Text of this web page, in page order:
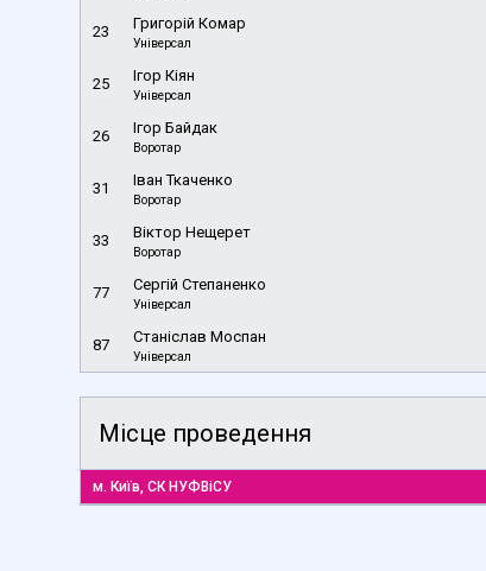
23 Григорій Комар
Універсал
25 Ігор Кіян
Універсал
26 Ігор Байдак
Воротар
31 Іван Ткаченко
Воротар
33 Віктор Нещерет
Воротар
77 Сергій Степаненко
Універсал
87 Станіслав Моспан
Універсал
Місце проведення
м. Київ, СК НУФВіСУ